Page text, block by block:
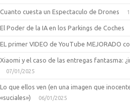
Cuanto cuesta un Espectaculo de Drones
El Poder de la IA en los Parkings de Coches
EL primer VIDEO de YouTube MEJORADO
Xiaomi y el caso de las entregas fantasma:
07/01/2025
Lo que ellos ven (en una imagen que
«suciales»)
06/01/2025